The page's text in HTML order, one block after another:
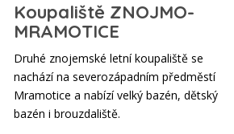
Koupaliště ZNOJMO-
MRAMOTICE
Druhé znojemské letní koupaliště se
nachází na severozápadním předměstí
Mramotice a nabízí velký bazén, dětský
bazén i brouzdaliště.